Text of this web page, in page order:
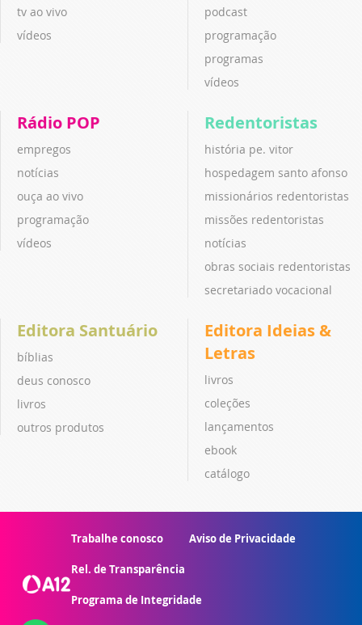
tv ao vivo
vídeos
podcast
programação
programas
vídeos
Rádio POP
empregos
notícias
ouça ao vivo
programação
vídeos
Redentoristas
história pe. vitor
hospedagem santo afonso
missionários redentoristas
missões redentoristas
notícias
obras sociais redentoristas
secretariado vocacional
Editora Santuário
bíblias
deus conosco
livros
outros produtos
Editora Ideias &
Letras
livros
coleções
lançamentos
ebook
catálogo
Trabalhe conosco Aviso de Privacidade
Rel. de Transparência
Programa de Integridade